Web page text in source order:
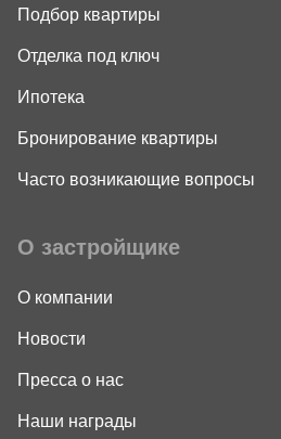
Подбор квартиры
Отделка под ключ
Ипотека
Бронирование квартиры
Часто возникающие вопросы
О застройщике
О компании
Новости
Пресса о нас
Наши награды